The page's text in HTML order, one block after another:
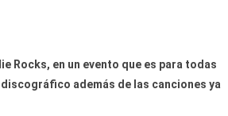
Rocks, en un evento que es para todas
además de las canciones ya